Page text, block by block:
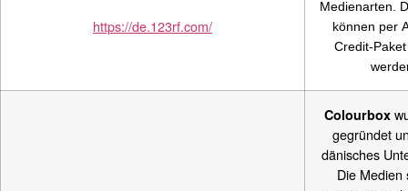
https://de.123rf.com/
Medienarten.
können per
Credit-
Colourbox
gegründet
dänisches
Die Medien